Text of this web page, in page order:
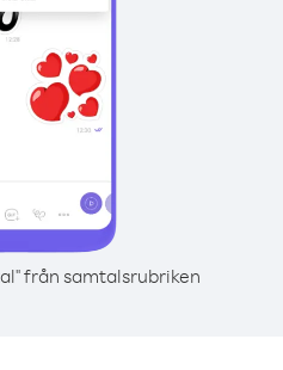
från samtalsrubriken